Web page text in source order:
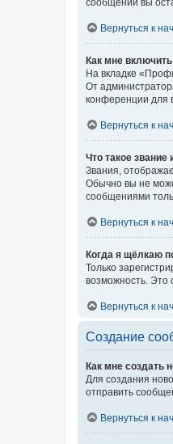
сообщений вы
Вернуться к
Как мне
На вкладке
От
конференции для
Вернуться к
Что такое звание
Звания,
Обычно вы не
сообщениями
Вернуться к
Когда я щёлкаю
Только
возможность. Это
Вернуться к
Создание
Как мне создать
Для создания
отправить
Вернуться к